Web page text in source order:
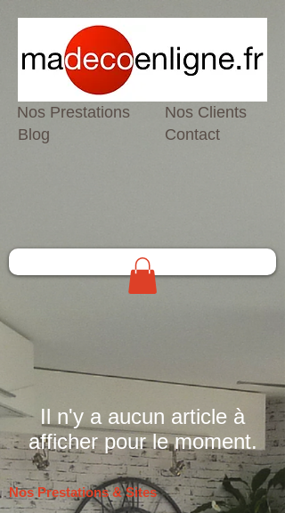
Blog
Nos Prestations
Contact
Nos Clients
Il n'y a aucun article à
afficher pour le moment.
Nos Prestations & Sites